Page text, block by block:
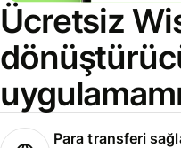
Ücretsiz
Para transferi